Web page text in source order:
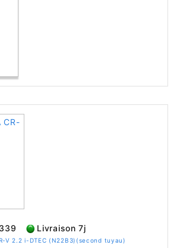
Livraison 7j
V 2.2 i-DTEC (N22B3)(second tuyau)